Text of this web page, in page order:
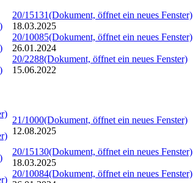
20/15131(Dokument, öffnet ein neues Fenster)
18.03.2025
20/10085(Dokument, öffnet ein neues Fenster)
26.01.2024
20/2288(Dokument, öffnet ein neues Fenster)
15.06.2022
21/1000(Dokument, öffnet ein neues Fenster)
12.08.2025
20/15130(Dokument, öffnet ein neues Fenster)
18.03.2025
20/10084(Dokument, öffnet ein neues Fenster)